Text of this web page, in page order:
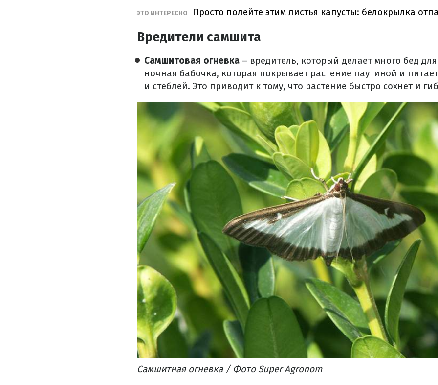
ЭТО ИНТЕРЕСНО Просто полейте этим листья капусты: белокрылка
Вредители самшита
Самшитовая огневка – вредитель, который делает много бед для
ночная бабочка, которая покрывает растение паутиной и
и стеблей. Это приводит к тому, что растение быстро сохнет и
Самшитная огневка / Фото Super Agronom